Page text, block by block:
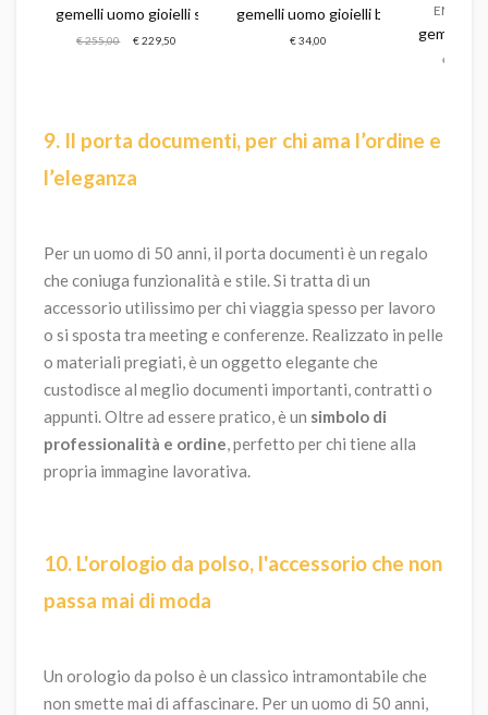
swarovski una angelic
gemelli uomo gioielli s.t. dupont
€ 255,00 € 229,50
gemelli uomo gioielli brosway ink
€ 34,00 gemelli
€ 119,00
9. Il porta documenti, per chi ama l’ordine e
l’eleganza
Per un uomo di 50 anni, il porta documenti è un regalo
che coniuga funzionalità e stile. Si tratta di un
accessorio utilissimo per chi viaggia spesso per lavoro
o si sposta tra meeting e conferenze. Realizzato in pelle
o materiali pregiati, è un oggetto elegante che
custodisce al meglio documenti importanti, contratti o
appunti. Oltre ad essere pratico, è un simbolo di
professionalità e ordine, perfetto per chi tiene alla
propria immagine lavorativa.
10. L'orologio da polso, l'accessorio che non
passa mai di moda
Un orologio da polso è un classico intramontabile che
non smette mai di affascinare. Per un uomo di 50 anni,